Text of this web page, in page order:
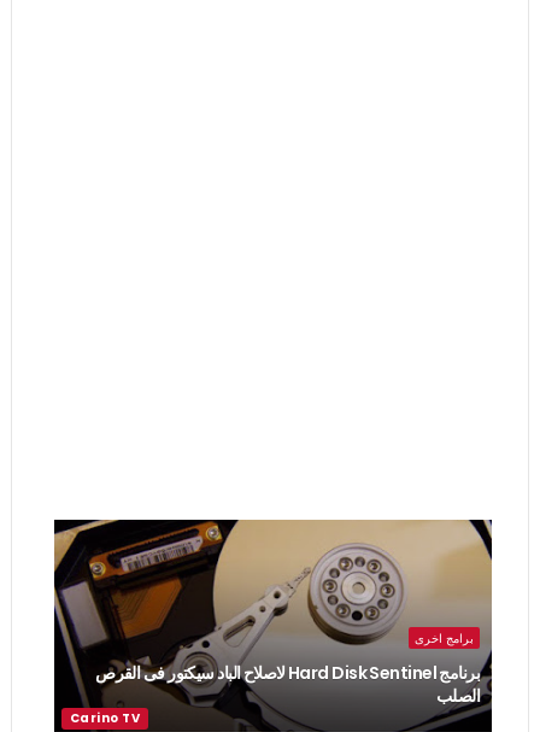
برامج اخرى
برنامج Hard Disk Sentinel لاصلاح الباد سيكتور فى القرص
الصلب